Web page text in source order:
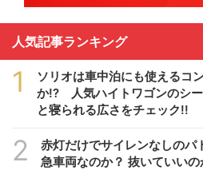
人気記事ランキング
1
ソリオは車中泊にも使えるコ
か!? 人気ハイトワゴンのシ
と寝られる広さをチェック!!
2
赤灯だけでサイレンなしのパ
急車両なのか？ 抜いていい